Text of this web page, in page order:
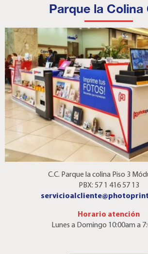
Parque la Colina
C.C. Parque la colina Piso 3
PBX: 57 1 416 57 13
Horario atención
Lunes a Domingo 10:00am a